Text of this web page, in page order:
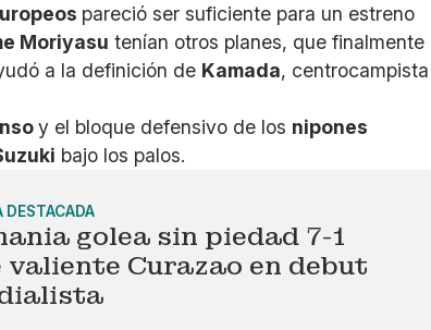
pareció ser suficiente para un estreno
Moriyasu tenían otros planes, que finalmente
a la definición de Kamada, centrocampista
y el bloque defensivo de los nipones
bajo los palos.
DESTACADA
golea sin piedad 7-1
valiente Curazao en debut